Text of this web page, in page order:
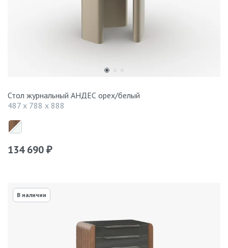
Стол журнальный АНДЕС орех/белый
487 x 788 x 888
134 690 ₽
В наличии